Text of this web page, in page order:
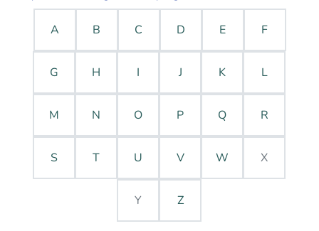
A B C D E F
G H I J K L
M N O P Q R
S T U V W X
Y Z